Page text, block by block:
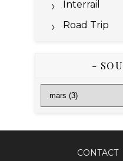
Interrail
Road Trip
-
CONTACT